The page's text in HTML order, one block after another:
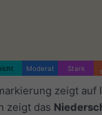
Moderat Stark
zeigt auf
zeigt das